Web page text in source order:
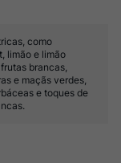
como
limão e limão
brancas,
e maçãs verdes,
e toques de